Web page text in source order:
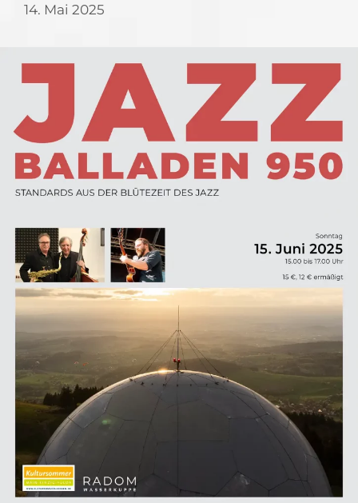
14. Mai 2025